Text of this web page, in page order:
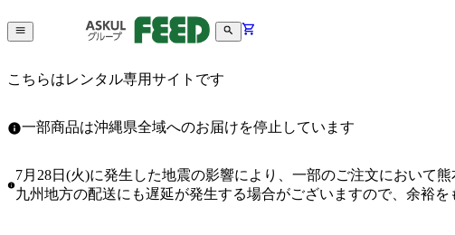
こちらはレンタル専用サイトです
一部商品は沖縄県全域へのお届けを停止しています
7月28日(火)に発生した地震の影響により、一部のご注文において
九州地方の配送にも遅延が発生する場合がございますので、余裕を